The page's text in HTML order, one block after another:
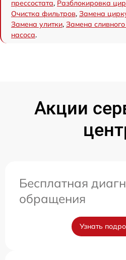
прессостата, Разблокировка
Очистка фильтров, Замена
Замена улитки, Замена
насоса.
Акции
Бесплатная
обращения
Узнать